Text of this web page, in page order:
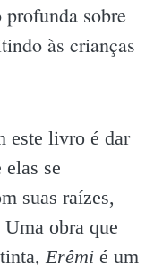
sobre
às crianças
este livro é dar
se
suas raízes,
obra que
tinta,Erêmi é um